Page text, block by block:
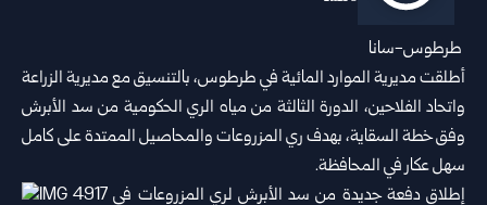
أطلقت مديرية الموارد المائية فيطرطوس، بالتنسيق مع مديرية الزراعة
‏واتحاد الفلاحين، الدورة الثالثة من مياه الري الحكومية من سد الأبرش
وفق ‏خطة السقاية، بهدف ري المزروعات والمحاصيل الممتدة على كامل
سهل ‏عكار في المحافظة‎.‎